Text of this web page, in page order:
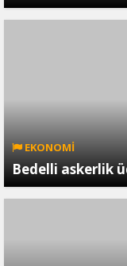
EKONOMİ
Bedelli askerlik